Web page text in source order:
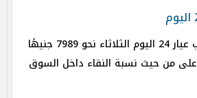
سجل سعر جرام الذهب عيار 24 اليوم الثلاثاء نحو 7989 جنيهًا
من حيث نسبة النقاء داخل السوق